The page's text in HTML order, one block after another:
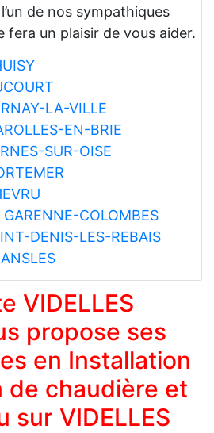
de nos sympathiques
fera un plaisir de vous aider.
LA-VILLE
EN-BRIE
SUR-OISE
COLOMBES
DENIS-LES-REBAIS
VIDELLES
propose ses
en Installation
de chaudière et
sur VIDELLES